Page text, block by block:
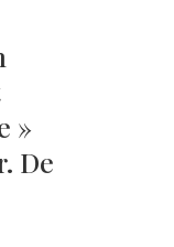
»
De